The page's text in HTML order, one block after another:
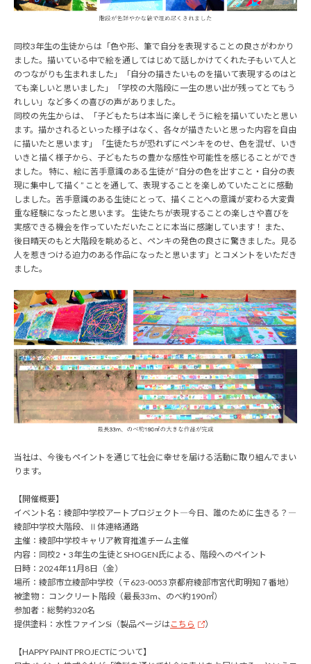
同校3年生の生徒からは「色や形、筆で自分を表現することの良さがわかり
ました。描いている中で絵を通してはじめて話しかけてくれた子もいて人と
のつながりも生まれました」「自分の描きたいものを描いて表現するのはと
ても楽しいと思いました」「学校の大階段に一生の思い出が残ってとてもう
れしい」など多くの喜びの声がありました。
同校の先生からは、「子どもたちは本当に楽しそうに絵を描いていたと思い
ます。描かされるといった様子はなく、各々が描きたいと思った内容を自由
に描いたと思います」「生徒たちが恐れずにペンキをのせ、色を混ぜ、いき
いきと描く様子から、子どもたちの豊かな感性や可能性を感じることができ
ました。 特に、絵に苦手意識のある生徒が “自分の色を出すこと・自分の表
現に集中して描く” ことを通して、表現することを楽しめていたことに感動
しました。苦手意識のある生徒にとって、描くことへの意識が変わる大変貴
重な経験になったと思います。 生徒たちが表現することの楽しさや喜びを
実感できる機会を作っていただいたことに本当に感謝しています！ また、
後日晴天のもと大階段を眺めると、ペンキの発色の良さに驚きました。見る
人を惹きつける迫力のある作品になったと思います」とコメントをいただき
ました。
当社は、今後もペイントを通じて社会に幸せを届ける活動に取り組んでまい
ります。
【開催概要】
イベント名：綾部中学校アートプロジェクト―今日、誰のために生きる？―
綾部中学校大階段、Ⅱ体連絡通路
主催：綾部中学校キャリア教育推進チーム主催
内容：同校2・3年生の生徒とSHOGEN氏による、階段へのペイント
日時：2024年11月8日（金）
場所：綾部市立綾部中学校（〒623-0053 京都府綾部市宮代町明知７番地）
被塗物： コンクリート階段（最長33m、のべ約190㎡）
参加者：総勢約320名
提供塗料：水性ファインSi（製品ページは こちら ）
【HAPPY PAINT PROJECTについて】